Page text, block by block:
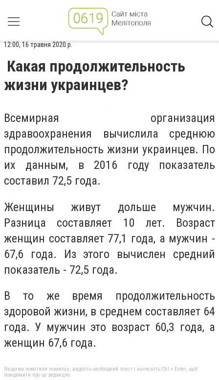
12:00, 16 травня 2020 р.
Какая продолжительность
жизни украинцев?
Всемирная организация
здравоохранения вычислила среднюю
продолжительность жизни украинцев. По
их данным, в 2016 году показатель
составил 72,5 года.
Женщины живут дольше мужчин.
Разница составляет 10 лет. Возраст
женщин составляет 77,1 года, а мужчин -
67,6 года. Из этого вычислен средний
показатель - 72,5 года.
В то же время продолжительность
здоровой жизни, в среднем составляет 64
года. У мужчин это возраст 60,3 года, а
женщин 67,6 года.
Якщо ви помітили помилку, виділіть необхідний текст і натисніть Ctrl + Enter, щоб
повідомити про це редакцію